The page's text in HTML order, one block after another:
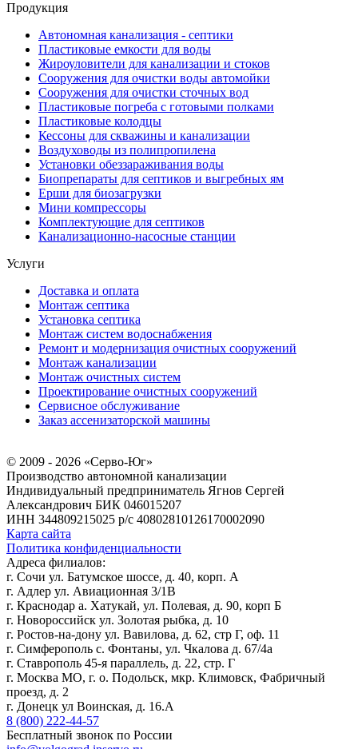
Продукция
Автономная канализация - септики
Пластиковые емкости для воды
Жироуловители для канализации и стоков
Сооружения для очистки воды автомойки
Сооружения для очистки сточных вод
Пластиковые погреба с готовыми полками
Пластиковые колодцы
Кессоны для скважины и канализации
Воздуховоды из полипропилена
Установки обеззараживания воды
Биопрепараты для септиков и выгребных ям
Ерши для биозагрузки
Мини компрессоры
Комплектующие для септиков
Канализационно-насосные станции
Услуги
Доставка и оплата
Монтаж септика
Установка септика
Монтаж систем водоснабжения
Ремонт и модернизация очистных сооружений
Монтаж канализации
Монтаж очистных систем
Проектирование очистных сооружений
Сервисное обслуживание
Заказ ассенизаторской машины
© 2009 - 2026 «Серво-Юг»
Производство автономной канализации
Индивидуальный предприниматель Ягнов Сергей
Александрович БИК 046015207
ИНН 344809215025 р/с 40802810126170002090
Карта сайта
Политика конфиденциальности
Адреса филиалов:
г. Сочи ул. Батумское шоссе, д. 40, корп. А
г. Адлер ул. Авиационная 3/1В
г. Краснодар а. Хатукай, ул. Полевая, д. 90, корп Б
г. Новороссийск ул. Золотая рыбка, д. 10
г. Ростов-на-дону ул. Вавилова, д. 62, стр Г, оф. 11
г. Симферополь с. Фонтаны, ул. Чкалова д. 67/4а
г. Ставрополь 45-я параллель, д. 22, стр. Г
г. Москва МО, г. о. Подольск, мкр. Климовск, Фабричный
проезд, д. 2
г. Донецк ул Воинская, д. 16.А
8 (800) 222-44-57
Бесплатный звонок по России